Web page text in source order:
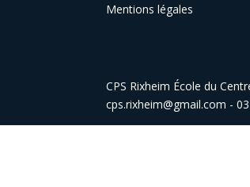
Mentions légales
CPS Rixheim École du
cps.rixheim@gmail.com -